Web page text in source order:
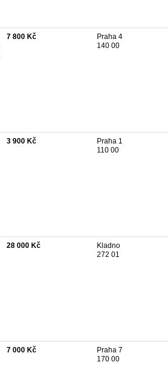
7 800 Kč
Praha 4
140 00
3 900 Kč
Praha 1
110 00
28 000 Kč
Kladno
272 01
7 000 Kč
Praha 7
170 00